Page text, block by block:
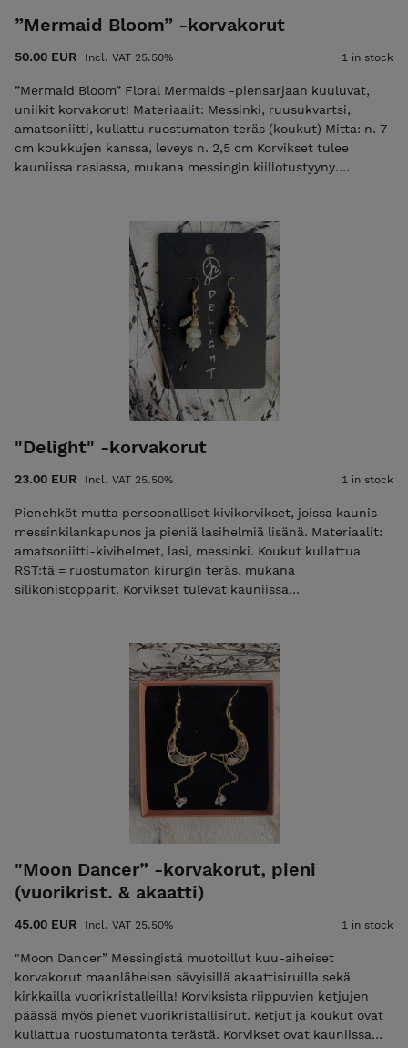
”Mermaid Bloom” -korvakorut
50.00 EUR Incl. VAT 25.50% 1 in stock
”Mermaid Bloom” Floral Mermaids -piensarjaan kuuluvat,
uniikit korvakorut! Materiaalit: Messinki, ruusukvartsi,
amatsoniitti, kullattu ruostumaton teräs (koukut) Mitta: n. 7
cm koukkujen kanssa, leveys n. 2,5 cm Korvikset tulee
kauniissa rasiassa, mukana messingin kiillotustyyny.
POSTITUSMAKSU: lisätään loppusummaan kassalla,
ajantasainen postitusmaksun hinta etusivulla
"Delight" -korvakorut
23.00 EUR Incl. VAT 25.50% 1 in stock
Pienehköt mutta persoonalliset kivikorvikset, joissa kaunis
messinkilankapunos ja pieniä lasihelmiä lisänä. Materiaalit:
amatsoniitti-kivihelmet, lasi, messinki. Koukut kullattua
RST:tä = ruostumaton kirurgin teräs, mukana
silikonistopparit. Korvikset tulevat kauniissa
"Moon Dancer” -korvakorut, pieni
(vuorikrist. & akaatti)
45.00 EUR Incl. VAT 25.50% 1 in stock
"Moon Dancer” Messingistä muotoillut kuu-aiheiset
korvakorut maanläheisen sävyisillä akaattisiruilla sekä
kirkkailla vuorikristalleilla! Korviksista riippuvien ketjujen
päässä myös pienet vuorikristallisirut. Ketjut ja koukut ovat
kullattua ruostumatonta terästä. Korvikset ovat kauniissa